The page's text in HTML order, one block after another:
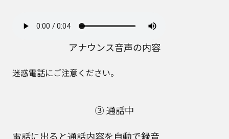
アナウンス音声の内容
迷惑電話にご注意ください。
③ 通話中
電話に出ると通話内容を自動で録音